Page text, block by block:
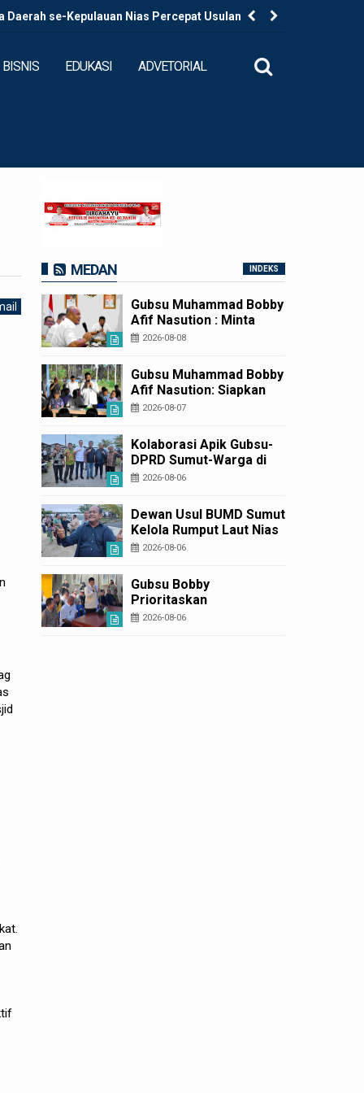
se-Kepulauan Nias Percepat Usulan BKP
BISNIS EDUKASI ADVETORIAL
MEDAN INDEKS
Gubsu Muhammad Bobby
Afif Nasution : Minta
Kepala Daerah se-
Usulan BKP 2027
2026-08-08
Gubsu Muhammad Bobby
Afif Nasution: Siapkan
Rumah Produksi Kelapa
2026-08-07
Kolaborasi Apik Gubsu-
DPRD Sumut-Warga di
Nias Utara: Jalan Rusak
Diperbaiki
2026-08-06
Dewan Usul BUMD Sumut
Kelola Rumput Laut Nias
Utara dari Hulu ke Hilir
2026-08-06
Gubsu Bobby
Prioritaskan
Infrastruktur Nias Utara,
2026-08-06